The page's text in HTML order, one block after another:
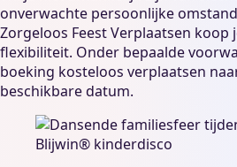
onverwachte persoonlijke
Zorgeloos Feest Verplaatsen koop
flexibiliteit. Onder bepaalde
boeking kosteloos verplaatsen
beschikbare datum.